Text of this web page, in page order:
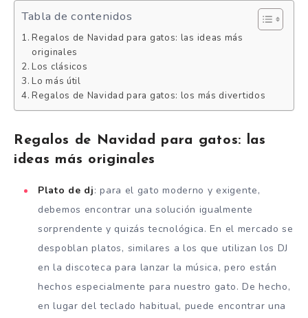
Tabla de contenidos
Regalos de Navidad para gatos: las ideas más
originales
Los clásicos
Lo más útil
Regalos de Navidad para gatos: los más divertidos
Regalos de Navidad para gatos: las
ideas más originales
Plato de dj: para el gato moderno y exigente,
debemos encontrar una solución igualmente
sorprendente y quizás tecnológica. En el mercado se
despoblan platos, similares a los que utilizan los DJ
en la discoteca para lanzar la música, pero están
hechos especialmente para nuestro gato. De hecho,
en lugar del teclado habitual, puede encontrar una